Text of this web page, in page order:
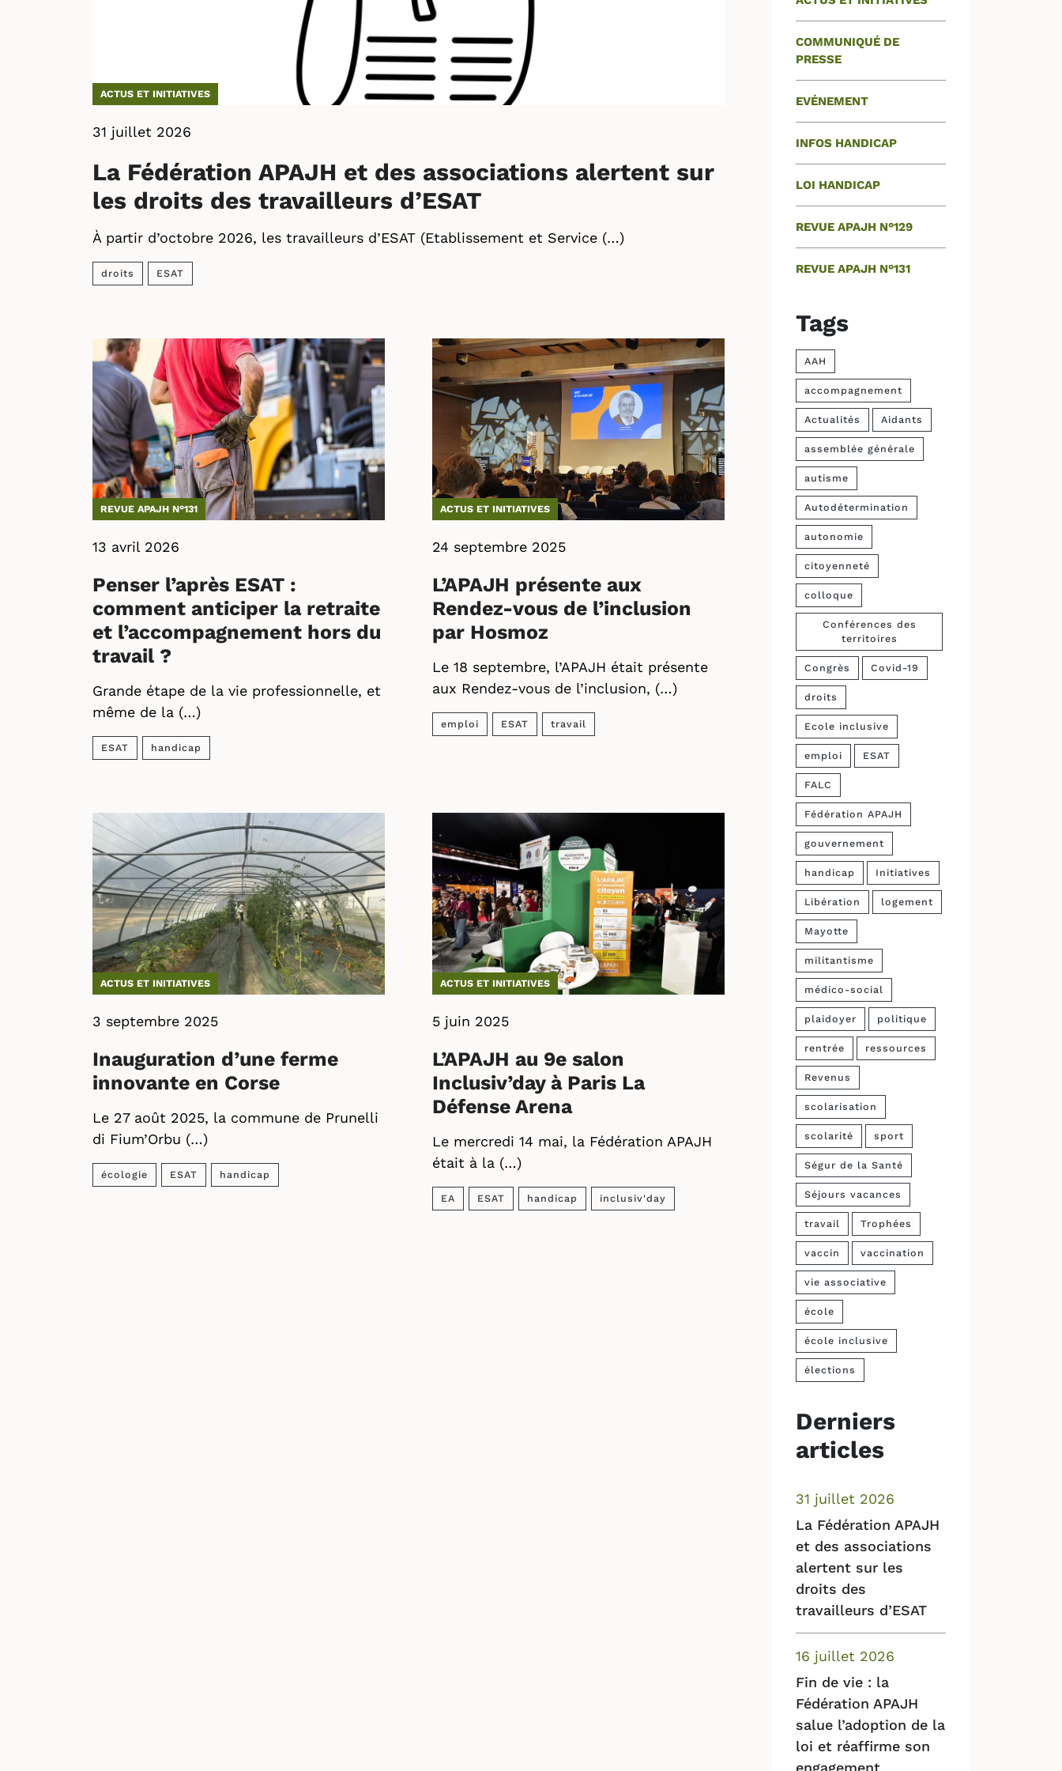
ACTUS ET INITIATIVES
31 juillet 2026
La Fédération APAJH et des associations alertent sur
les droits des travailleurs d’ESAT
À partir d’octobre 2026, les travailleurs d’ESAT (Etablissement et Service (…)
droits ESAT
REVUE APAJH N°131
13 avril 2026
Penser l’après ESAT :
comment anticiper la retraite
et l’accompagnement hors du
travail ?
Grande étape de la vie professionnelle, et
même de la (…)
ESAT handicap
ACTUS ET INITIATIVES
24 septembre 2025
L’APAJH présente aux
Rendez-vous de l’inclusion
par Hosmoz
Le 18 septembre, l’APAJH était présente
aux Rendez-vous de l’inclusion, (…)
emploi ESAT travail
ACTUS ET INITIATIVES
3 septembre 2025
Inauguration d’une ferme
innovante en Corse
Le 27 août 2025, la commune de Prunelli
di Fium’Orbu (…)
écologie ESAT handicap
ACTUS ET INITIATIVES
5 juin 2025
L’APAJH au 9e salon
Inclusiv’day à Paris La
Défense Arena
Le mercredi 14 mai, la Fédération APAJH
était à la (…)
EA ESAT handicap inclusiv'day
COMMUNIQUÉ DE
PRESSE
EVÉNEMENT
INFOS HANDICAP
LOI HANDICAP
REVUE APAJH N°129
REVUE APAJH N°131
Tags
AAH
accompagnement
Actualités Aidants
assemblée générale
autisme
Autodétermination
autonomie
citoyenneté
colloque
Conférences des
territoires
Congrès Covid-19
droits
Ecole inclusive
emploi ESAT
FALC
Fédération APAJH
gouvernement
handicap Initiatives
Libération logement
Mayotte
militantisme
médico-social
plaidoyer politique
rentrée ressources
Revenus
scolarisation
scolarité sport
Ségur de la Santé
Séjours vacances
travail Trophées
vaccin vaccination
vie associative
école
école inclusive
élections
Derniers
articles
La Fédération APAJH
et des associations
alertent sur les
droits des
travailleurs d’ESAT
31 juillet 2026
Fin de vie : la
Fédération APAJH
salue l’adoption de la
loi et réaffirme son
engagement
16 juillet 2026